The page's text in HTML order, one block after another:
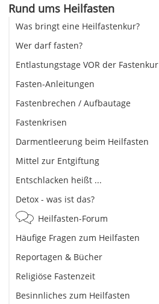
Rund ums Heilfasten
Was bringt eine Heilfastenkur?
Wer darf fasten?
Entlastungstage VOR der Fastenkur
Fasten-Anleitungen
Fastenbrechen / Aufbautage
Fastenkrisen
Darmentleerung beim Heilfasten
Mittel zur Entgiftung
Entschlacken heißt ...
Detox - was ist das?
Heilfasten-Forum
Häufige Fragen zum Heilfasten
Reportagen & Bücher
Religiöse Fastenzeit
Besinnliches zum Heilfasten